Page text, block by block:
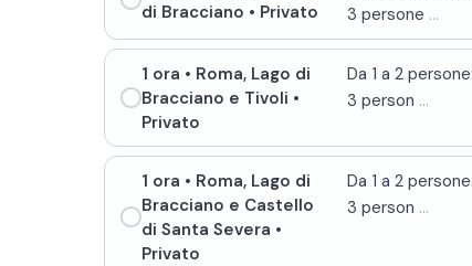
di Bracciano • Privato
3 persone ...
1 ora • Roma, Lago di
Bracciano e Tivoli •
Privato
Da 1 a 2
3 person ...
1 ora • Roma, Lago di
Bracciano e Castello
di Santa Severa •
Privato
Da 1 a 2
3 person ...